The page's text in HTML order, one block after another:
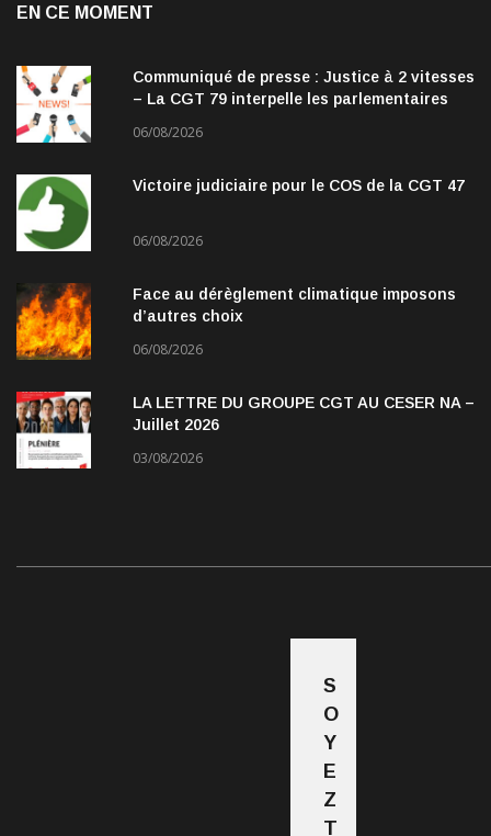
EN CE MOMENT
Communiqué de presse : Justice à 2 vitesses
– La CGT 79 interpelle les parlementaires
06/08/2026
Victoire judiciaire pour le COS de la CGT 47
06/08/2026
Face au dérèglement climatique imposons
d’autres choix
06/08/2026
LA LETTRE DU GROUPE CGT AU CESER NA –
Juillet 2026
03/08/2026
S
O
Y
E
Z
T